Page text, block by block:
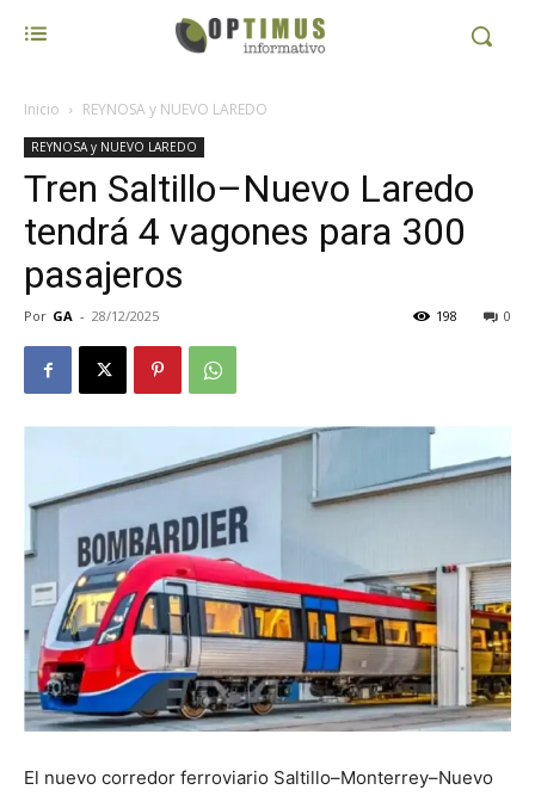
Inicio REYNOSA y NUEVO LAREDO
REYNOSA y NUEVO LAREDO
Tren Saltillo–Nuevo Laredo
tendrá 4 vagones para 300
pasajeros
Por GA - 28/12/2025 0
198
El nuevo corredor ferroviario Saltillo–Monterrey–Nuevo